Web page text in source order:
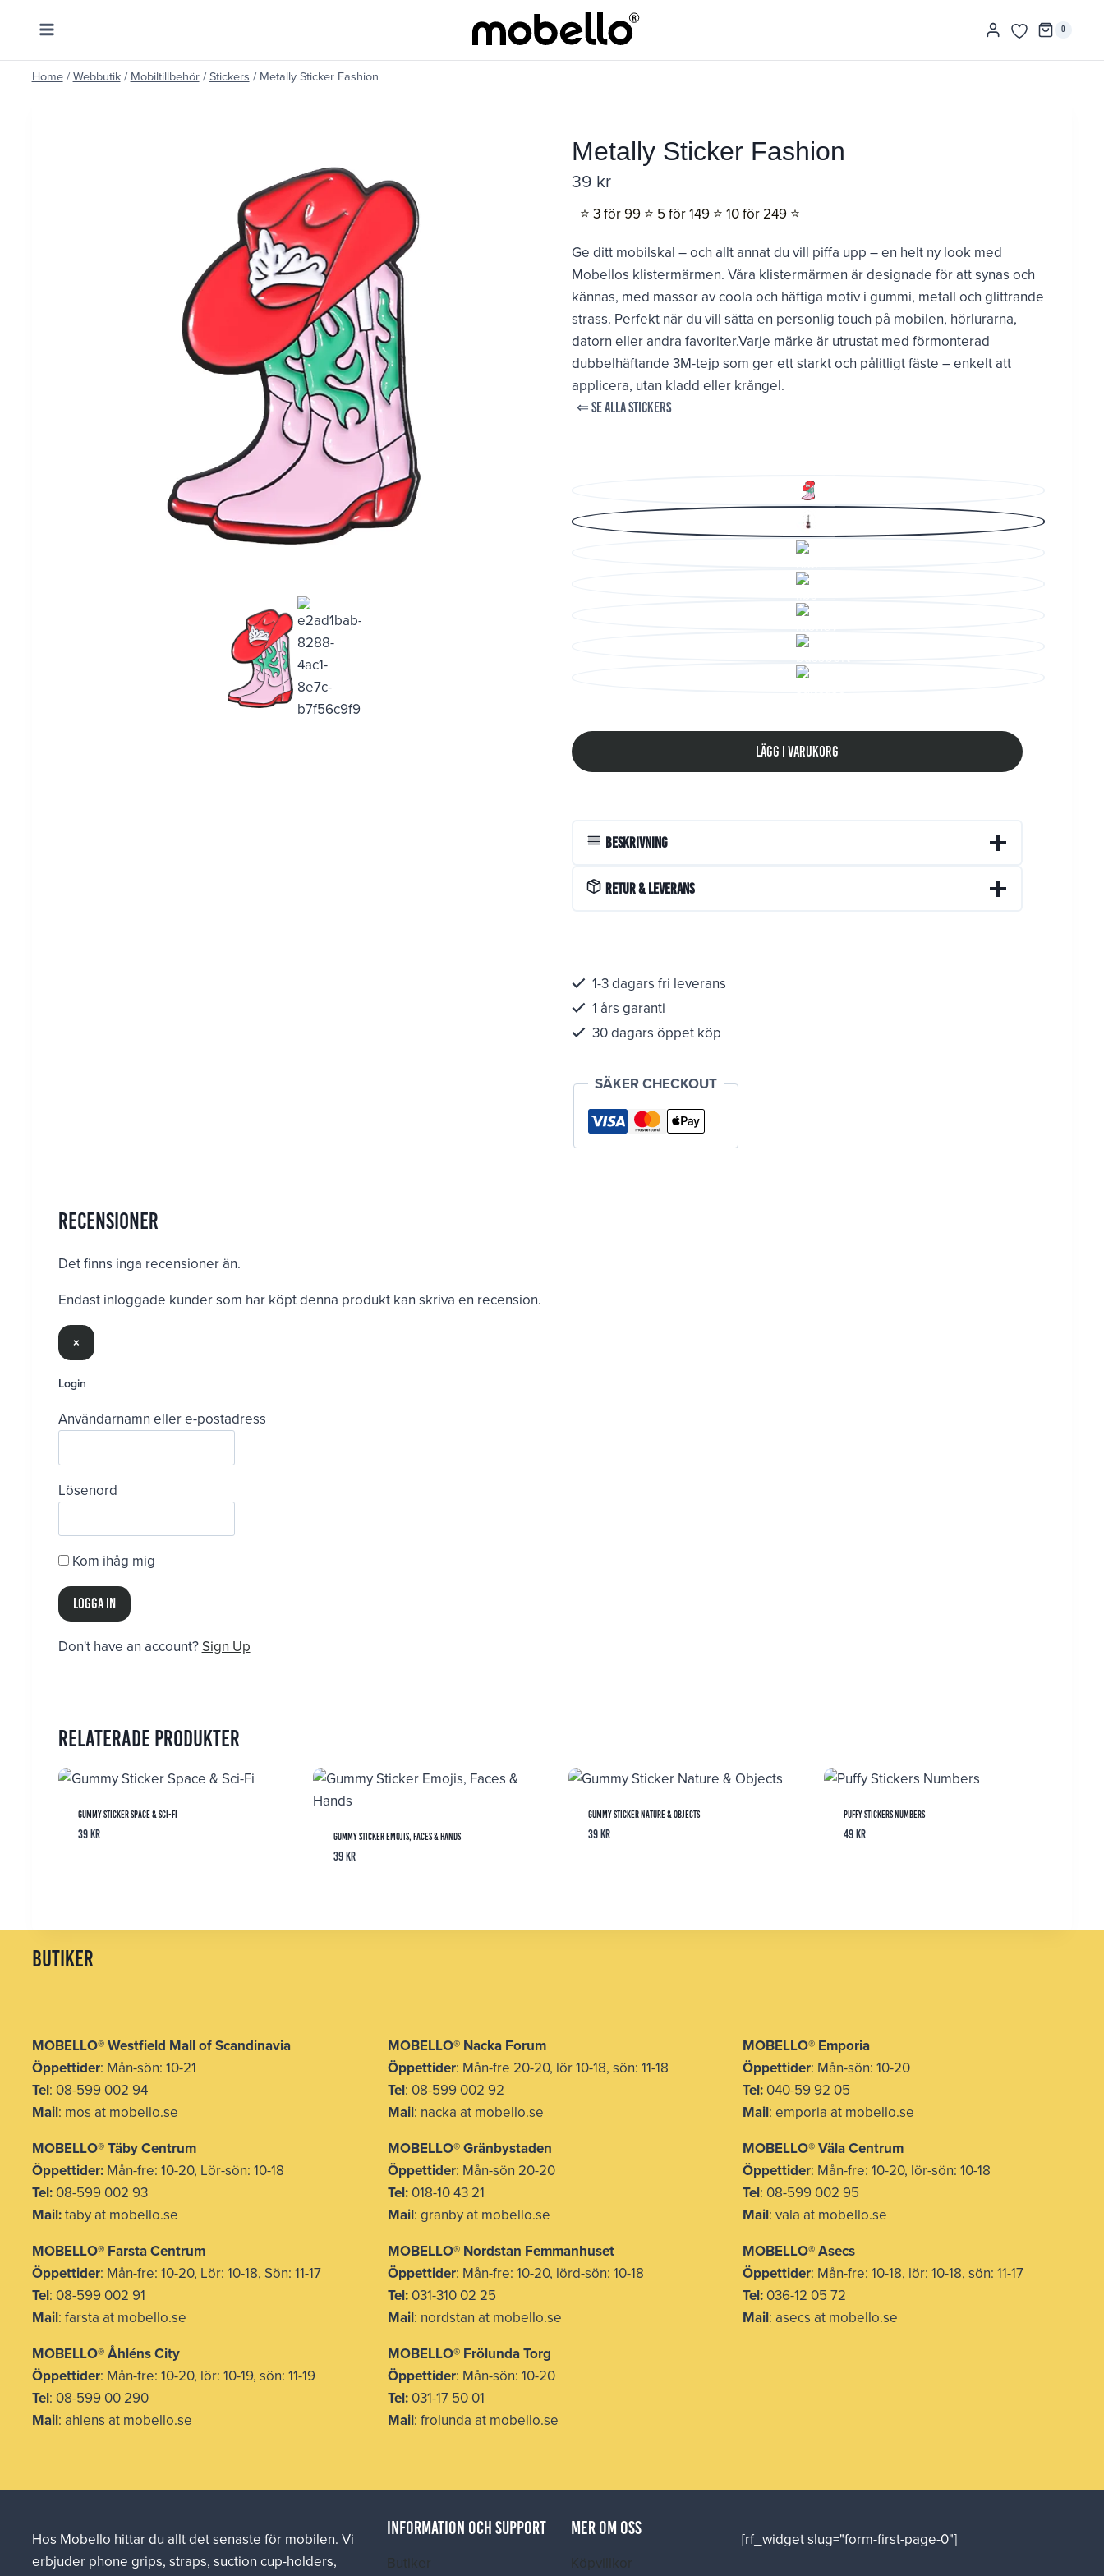
0
Home / Webbutik / Mobiltillbehör / Stickers / Metally Sticker Fashion
Metally Sticker Fashion
39 kr
⭐️ 3 för 99 ⭐️ 5 för 149 ⭐️ 10 för 249 ⭐️
Ge ditt mobilskal – och allt annat du vill piffa upp – en helt ny look med
Mobellos klistermärmen. Våra klistermärmen är designade för att synas och
kännas, med massor av coola och häftiga motiv i gummi, metall och glittrande
strass. Perfekt när du vill sätta en personlig touch på mobilen, hörlurarna,
datorn eller andra favoriter.Varje märke är utrustat med förmonterad
dubbelhäftande 3M-tejp som ger ett starkt och pålitligt fäste – enkelt att
applicera, utan kladd eller krångel.
⇐ SE ALLA STICKERS
Lägg i varukorg
Beskrivning
Retur & Leverans
1-3 dagars fri leverans
1 års garanti
30 dagars öppet köp
SÄKER CHECKOUT
Recensioner
Det finns inga recensioner än.
Endast inloggade kunder som har köpt denna produkt kan skriva en recension.
×
Login
Användarnamn eller e-postadress
Lösenord
Kom ihåg mig
Don't have an account? Sign Up
Relaterade produkter
Gummy Sticker Space & Sci-Fi
39kr Gummy Sticker Emojis, Faces & Hands
39kr
Gummy Sticker Nature & Objects
39kr
Puffy Stickers Numbers
49kr
butiker
MOBELLO®Westfield Mall of Scandinavia
Öppettider: Mån-sön: 10-21
Tel: 08-599 002 94
Mail: mos at mobello.se
MOBELLO®Täby Centrum
Öppettider:Mån-fre: 10-20, Lör-sön: 10-18
Tel:08-599 002 93
Mail:taby at mobello.se
MOBELLO® Farsta Centrum
Öppettider: Mån-fre: 10-20, Lör: 10-18, Sön: 11-17
Tel: 08-599 002 91
Mail: farsta at mobello.se
MOBELLO® Åhléns City
Öppettider: Mån-fre: 10-20, lör: 10-19, sön: 11-19
Tel: 08-599 00 290
Mail: ahlens at mobello.se
MOBELLO® Nacka Forum
Öppettider: Mån-fre 20-20, lör 10-18, sön: 11-18
Tel: 08-599 002 92
Mail: nacka at mobello.se
MOBELLO®Gränbystaden
Öppettider: Mån-sön 20-20
Tel: 018-10 43 21
Mail: granby at mobello.se
MOBELLO® Nordstan Femmanhuset
Öppettider: Mån-fre: 10-20, lörd-sön: 10-18
Tel: 031-310 02 25
Mail: nordstan at mobello.se
MOBELLO® Frölunda Torg
Öppettider: Mån-sön: 10-20
Tel: 031-17 50 01
Mail: frolunda at mobello.se
MOBELLO® Emporia
Öppettider: Mån-sön: 10-20
Tel: 040-59 92 05
Mail: emporia at mobello.se
MOBELLO® Väla Centrum
Öppettider: Mån-fre: 10-20, lör-sön: 10-18
Tel: 08-599 002 95
Mail: vala at mobello.se
MOBELLO® Asecs
Öppettider: Mån-fre: 10-18, lör: 10-18, sön: 11-17
Tel: 036-12 05 72
Mail: asecs at mobello.se
Hos Mobello hittar du allt det senaste för mobilen. Vi
erbjuder phone grips, straps, suction cup-holders,
INFORMATION OCH SUPPORT
Butiker
MER OM OSS
Köpvillkor
[rf_widget slug="form-first-page-0"]